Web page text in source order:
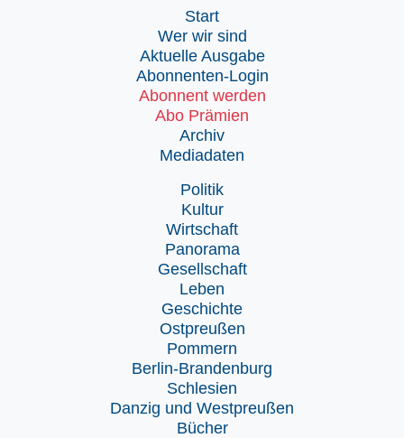
Start
Wer wir sind
Aktuelle Ausgabe
Abonnenten-Login
Abonnent werden
Abo Prämien
Archiv
Mediadaten
Politik
Kultur
Wirtschaft
Panorama
Gesellschaft
Leben
Geschichte
Ostpreußen
Pommern
Berlin-Brandenburg
Schlesien
Danzig und Westpreußen
Bücher